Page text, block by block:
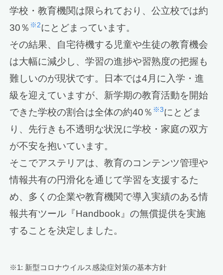
学校・教育機関は限られており、公立校では約
30％ ※2にとどまっています。
その結果、自宅待機する児童や生徒の教育機会
は大幅に減少し、学習の進捗や習熟度の把握も
難しいのが現状です。日本では4月に入学・進
級を迎えていますが、新学期の教育活動を開始
できた学校の割合は全体の約40％ ※3にとどま
り、先行きも不透明な状況に学校・家庭の双方
が不安を抱いています。
そこでアステリアは、教育のコンテンツ管理や
情報共有の円滑化を通じて学習を支援するた
め、多くの企業や教育機関で導入実績のある情
報共有ツール『Handbook』の無償提供を実施
することを決定しました。
※1: 新型コロナウイルス感染症対策の基本方針